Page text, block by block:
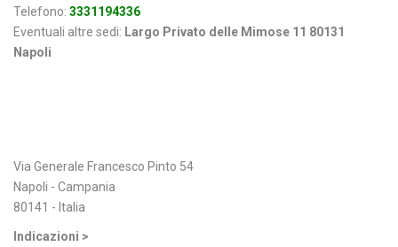
Telefono: 3331194336
Eventuali altre sedi: Largo Privato delle Mimose 11 80131
Napoli
Via Generale Francesco Pinto 54
Napoli - Campania
80141 - Italia
Indicazioni >